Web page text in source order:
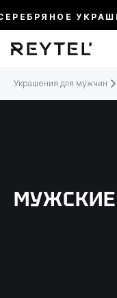
Украшения для мужчин
МУЖСКИЕ
ФИЛЬТР
КОЛЛЕКЦИИ